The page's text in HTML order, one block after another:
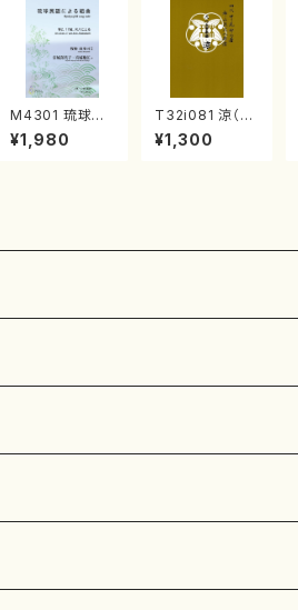
M4301 琉球民
謡による組曲
（箏/牧野由多可
¥1,980
T32i081 涼（尺
八/初代 山本邦
山/尺八/都山式
¥1,300